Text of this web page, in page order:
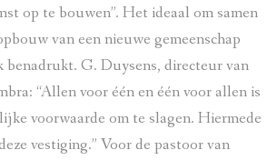
op te bouwen”. Het ideaal om samen
van een nieuwe gemeenschap
benadrukt. G. Duysens, directeur van
“Allen voor één en één voor allen is
voorwaarde om te slagen. Hiermede
vestiging.” Voor de pastoor van